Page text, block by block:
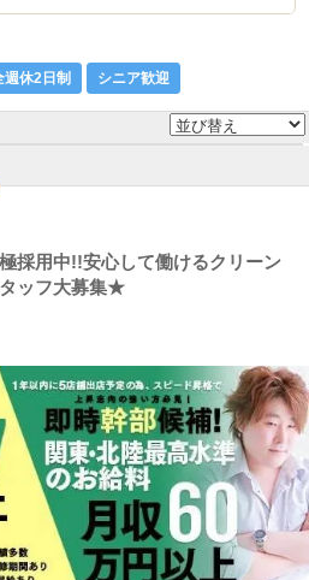
週休2日制 シニア歓迎
採用中!!安心して働けるクリーン
ッフ大募集★